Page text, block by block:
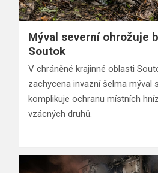
Mýval severní ohrožuje
Soutok
V chráněné krajinné oblasti
zachycena invazní šelma mýval
komplikuje ochranu místních
vzácných druhů.